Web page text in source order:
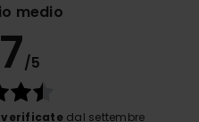
medio
/5
verificatedal settembre